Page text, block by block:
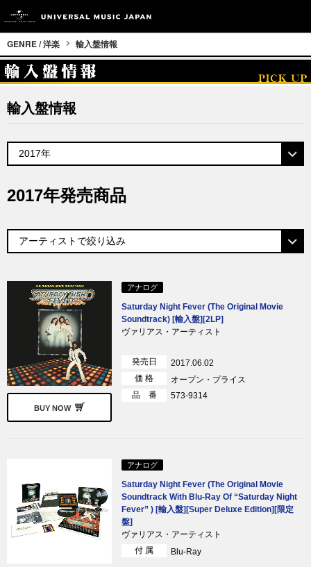
GENRE / 洋楽 輸入盤情報
輸入盤情報
2017年発売商品
BUY NOW
アナログ
Saturday Night Fever (The Original Movie
Soundtrack) [輸入盤][2LP]
ヴァリアス・アーティスト
発売日
2017.06.02
価 格
オープン・プライス
品 番
573-9314
アナログ
Saturday Night Fever (The Original Movie
Soundtrack With Blu-Ray Of “Saturday Night
Fever” ) [輸入盤][Super Deluxe Edition][限定
盤]
ヴァリアス・アーティスト
付 属
Blu-Ray